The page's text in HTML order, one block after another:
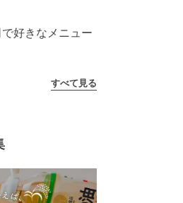
好きなメニュー
すべて見る